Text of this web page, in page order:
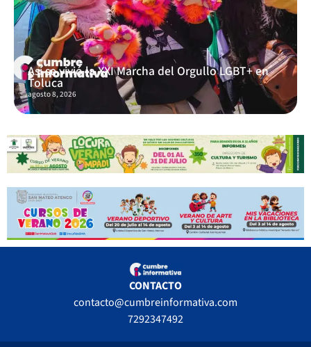
Así se vivió la XXI Marcha del Orgullo LGBT+ en
Toluca
agosto 8, 2026
CONTACTO
contacto@cumbreinformativa.com
7292347492